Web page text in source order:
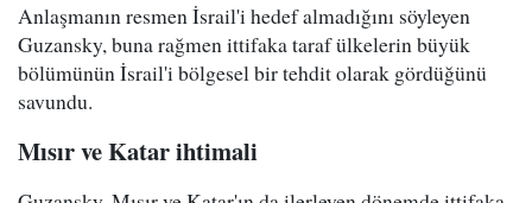
Anlaşmanın resmen İsrail'i hedef almadığını söyleyen
Guzansky, buna rağmen ittifaka taraf ülkelerin büyük
bölümünün İsrail'i bölgesel bir tehdit olarak gördüğünü
savundu.
Mısır ve Katar ihtimali